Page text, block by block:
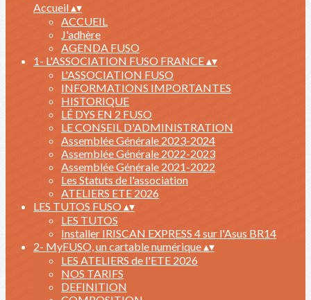
Accueil▴▾
ACCUEIL
J'adhère
AGENDA FUSO
1- L'ASSOCIATION FUSO FRANCE▴▾
L'ASSOCIATION FUSO
INFORMATIONS IMPORTANTES
HISTORIQUE
LÉ DYS EN 2 FUSO
LE CONSEIL D'ADMINISTRATION
Assemblée Générale 2023-2024
Assemblée Générale 2022-2023
Assemblée Générale 2021-2022
Les Statuts de l'association
ATELIERS ETE 2026
LES TUTOS FUSO ▴▾
LES TUTOS
Installer IRISCAN EXPRESS 4 sur l'Asus BR14
2- MyFUSO, un cartable numérique▴▾
LES ATELIERS de l'ETE 2026
NOS TARIFS
DEFINITION